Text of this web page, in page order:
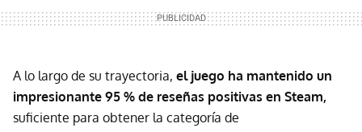
A lo largo de su trayectoria, el juego ha mantenido un
impresionante 95 % de reseñas positivas en Steam,
suficiente para obtener la categoría de